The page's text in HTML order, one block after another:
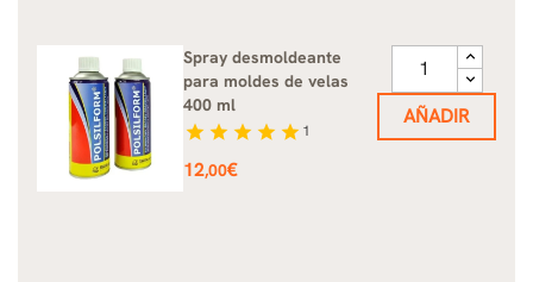
Spray desmoldeante
para moldes de velas
400 ml
star star star star star 1
Precio
12,00€
AÑADIR